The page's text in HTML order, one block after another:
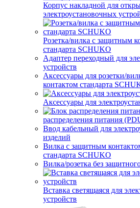
Корпус накладной для
электроустановочных
Розетка/вилка с защитным
стандарта SCHUKO
Адаптер переходный для
устройств
Аксессуары для розетки/
контактом стандарта
Аксессуары для
распределения питания
Ввод кабельный для
изделий
Вилка с защитным
стандарта SCHUKO
Вилка/розетка без
Вставка светящаяся для
устройств